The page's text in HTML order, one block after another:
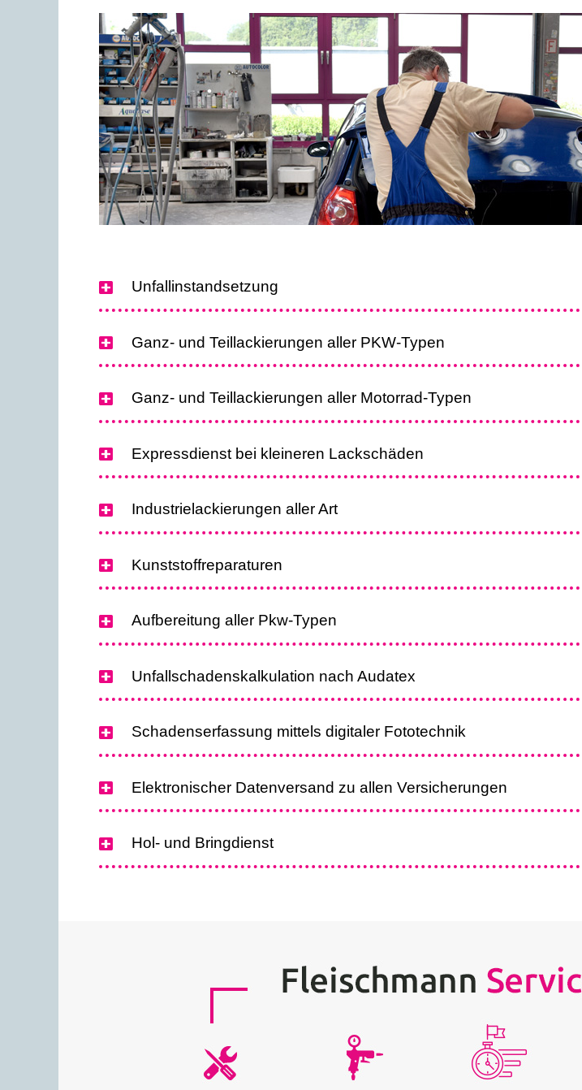
Unfallinstandsetzung
Ganz- und Teillackierungen aller PKW-Typen
Ganz- und Teillackierungen aller Motorrad-Typen
Expressdienst bei kleineren Lackschäden
Industrielackierungen aller Art
Kunststoffreparaturen
Aufbereitung aller Pkw-Typen
Unfallschadenskalkulation nach Audatex
Schadenserfassung mittels digitaler Fototechnik
Elektronischer Datenversand zu allen Versicherungen
Hol- und Bringdienst